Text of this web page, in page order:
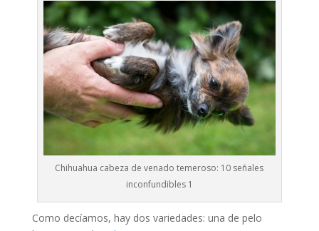
Chihuahua cabeza de venado temeroso: 10 señales
inconfundibles 1
Como decíamos, hay dos variedades: una de pelo